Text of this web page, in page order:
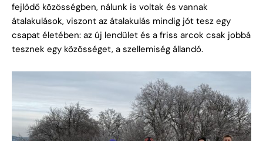
fejlődő közösségben, nálunk is voltak és vannak
átalakulások, viszont az átalakulás mindig jót tesz egy
csapat életében: az új lendület és a friss arcok csak jobbá
tesznek egy közösséget, a szellemiség állandó.